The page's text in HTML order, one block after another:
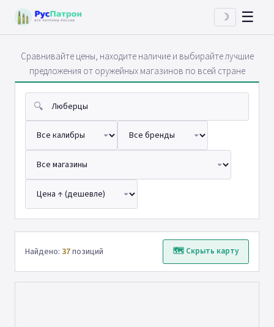
☽ ☰
Сравнивайте цены, находите наличие и выбирайте лучшие
предложения от оружейных магазинов по всей стране
🔍
Найдено: 37позиций 🗺 Скрыть карту